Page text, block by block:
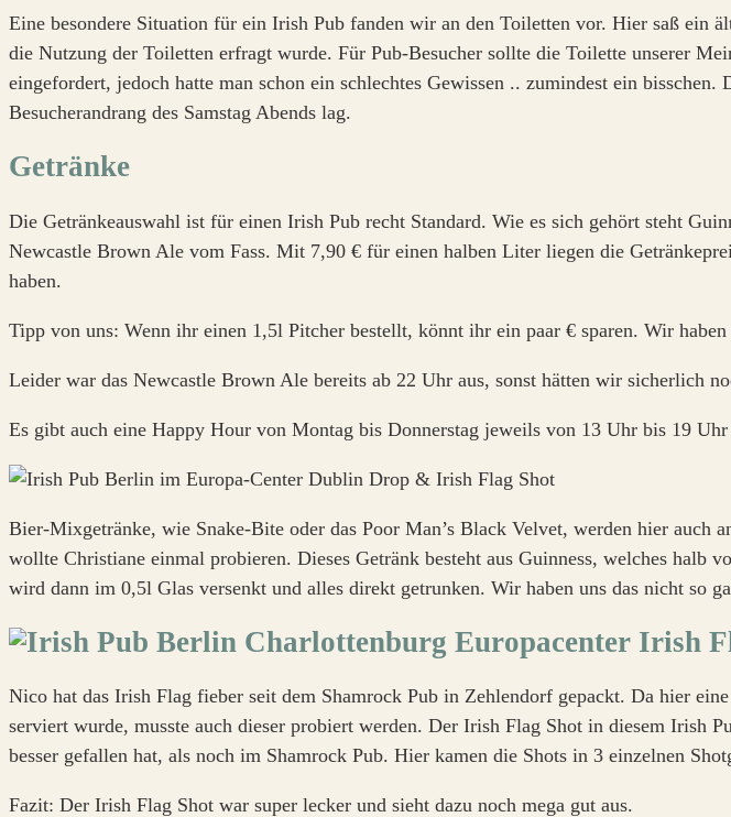
Eine besondere Situation für ein Irish Pub fanden wir an den Toiletten vor. Hier saß
die Nutzung der Toiletten erfragt wurde. Für Pub-Besucher sollte die Toilette unserer
eingefordert, jedoch hatte man schon ein schlechtes Gewissen .. zumindest ein
Besucherandrang des Samstag Abends lag.
Getränke
Die Getränkeauswahl ist für einen Irish Pub recht Standard. Wie es sich gehört steht
Newcastle Brown Ale vom Fass. Mit 7,90 € für einen halben Liter liegen die
haben.
Tipp von uns: Wenn ihr einen 1,5l Pitcher bestellt, könnt ihr ein paar € sparen. Wir
Leider war das Newcastle Brown Ale bereits ab 22 Uhr aus, sonst hätten wir sicherlich
Es gibt auch eine Happy Hour von Montag bis Donnerstag jeweils von 13 Uhr bis 19
Bier-Mixgetränke, wie Snake-Bite oder das Poor Man’s Black Velvet, werden hier
wollte Christiane einmal probieren. Dieses Getränk besteht aus Guinness, welches
wird dann im 0,5l Glas versenkt und alles direkt getrunken. Wir haben uns das nicht so
Nico hat das Irish Flag fieber seit dem Shamrock Pub in Zehlendorf gepackt. Da hier
serviert wurde, musste auch dieser probiert werden. Der Irish Flag Shot in diesem Irish
besser gefallen hat, als noch im Shamrock Pub. Hier kamen die Shots in 3 einzelnen
Fazit: Der Irish Flag Shot war super lecker und sieht dazu noch mega gut aus.